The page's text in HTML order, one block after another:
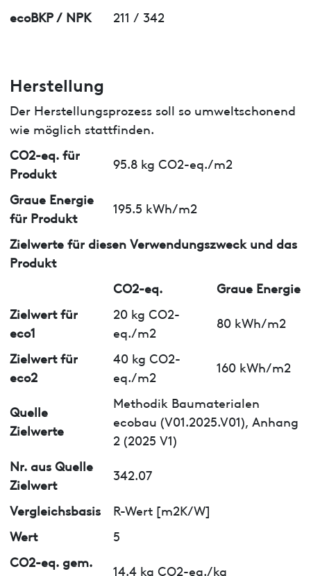
ecoBKP / NPK
211 / 342
Herstellung
Der Herstellungsprozess soll so umweltschonend
wie möglich stattfinden.
CO2-eq. für
Produkt
95.8 kg CO2-eq./m2
Graue Energie
für Produkt
195.5 kWh/m2
Zielwerte für diesen Verwendungszweck und das
Produkt
CO2-eq.
Graue Energie
Zielwert für
eco1
20 kg CO2-
eq./m2
80 kWh/m2
Zielwert für
eco2
40 kg CO2-
eq./m2
160 kWh/m2
Quelle
Zielwerte
Methodik Baumaterialen
ecobau (V01.2025.V01), Anhang
2 (2025 V1)
Nr. aus Quelle
Zielwert
342.07
Vergleichsbasis
R-Wert [m2K/W]
Wert
5
CO2-eq. gem.
14.4 kg CO2-eq./kg